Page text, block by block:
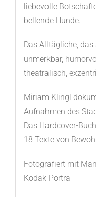
liebevolle
bellende Hunde.
Das Alltägliche,
unmerkbar,
theatralisch,
Miriam Klingl
Aufnahmen des
Das Hardcover-
18 Texte von
Fotografiert mit
Kodak Portra